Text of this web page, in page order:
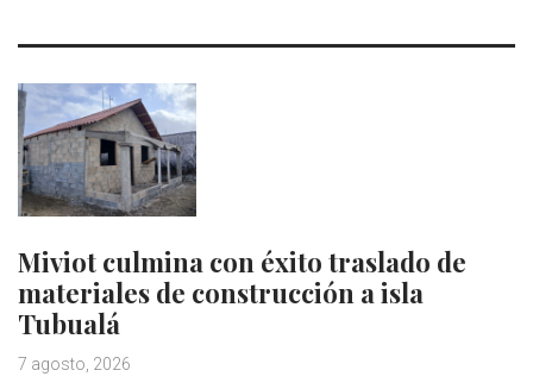
Miviot culmina con éxito traslado de
materiales de construcción a isla
Tubualá
7 agosto, 2026